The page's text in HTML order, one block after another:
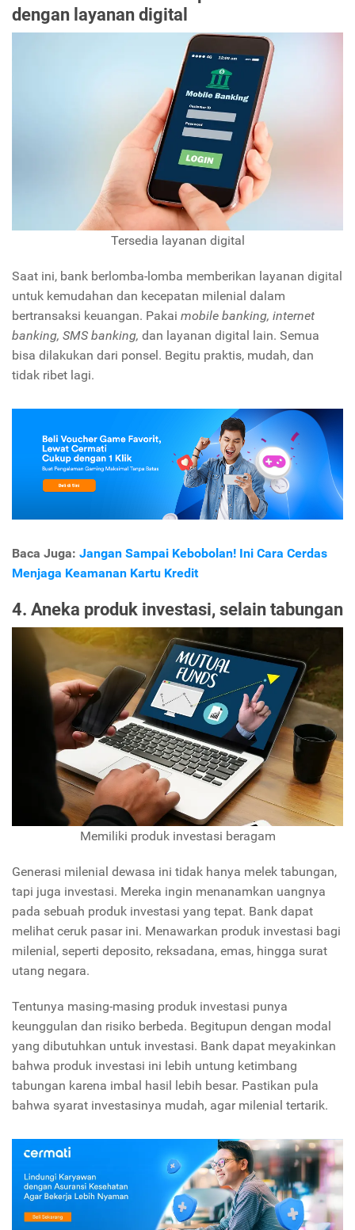
dengan layanan digital
Tersedia layanan digital
Saat ini, bank berlomba-lomba memberikan layanan digital
untuk kemudahan dan kecepatan milenial dalam
bertransaksi keuangan. Pakai mobile banking, internet
banking, SMS banking, dan layanan digital lain. Semua
bisa dilakukan dari ponsel. Begitu praktis, mudah, dan
tidak ribet lagi.
Baca Juga: Jangan Sampai Kebobolan! Ini Cara Cerdas
Menjaga Keamanan Kartu Kredit
4. Aneka produk investasi, selain tabungan
Memiliki produk investasi beragam
Generasi milenial dewasa ini tidak hanya melek tabungan,
tapi juga investasi. Mereka ingin menanamkan uangnya
pada sebuah produk investasi yang tepat. Bank dapat
melihat ceruk pasar ini. Menawarkan produk investasi bagi
milenial, seperti deposito, reksadana, emas, hingga surat
utang negara.
Tentunya masing-masing produk investasi punya
keunggulan dan risiko berbeda. Begitupun dengan modal
yang dibutuhkan untuk investasi. Bank dapat meyakinkan
bahwa produk investasi ini lebih untung ketimbang
tabungan karena imbal hasil lebih besar. Pastikan pula
bahwa syarat investasinya mudah, agar milenial tertarik.